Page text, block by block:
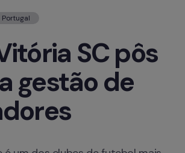
Portugal
SC pôs
gestão de